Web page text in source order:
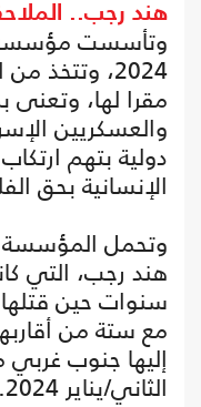
هند رجب..
وتأسست مؤسسة
2024، وتتخذ
مقرا لها،
والعسكريين
دولية بتهم
الإنسانية بحق
وتحمل المؤسسة
هند رجب، التي
سنوات حين
مع ستة من
الثاني/يناير 2024.